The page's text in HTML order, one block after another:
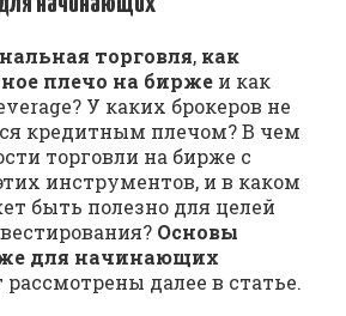
торговля, как
плечо на бирже и как
У каких брокеров не
кредитным плечом? В чем
торговли на бирже с
инструментов, и в каком
быть полезно для целей
Основы
для начинающих
далее в статье.